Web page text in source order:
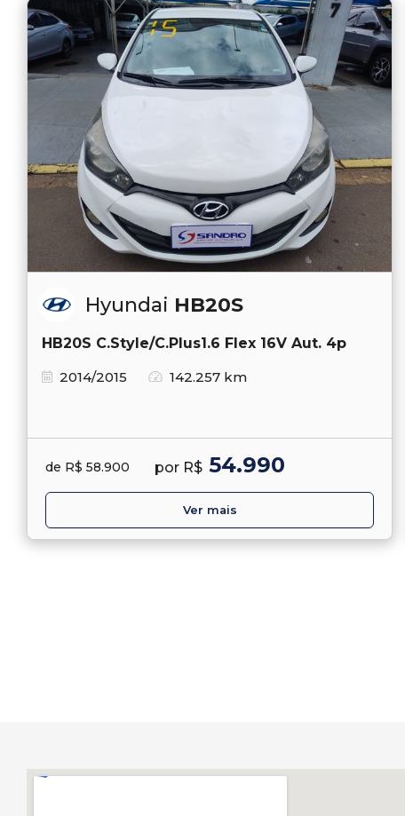
Hyundai HB20S
HB20S C.Style/C.Plus1.6 Flex 16V Aut. 4p
2014/2015
142.257 km
de R$ 58.900 por R$ 54.990
Ver mais